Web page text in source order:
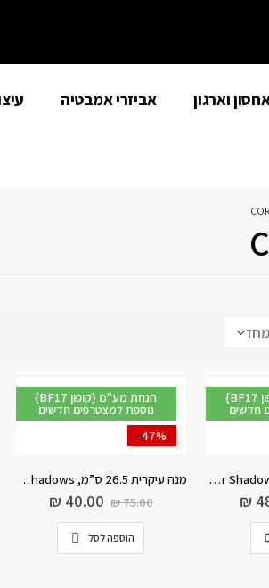
וארגון אביזרי אמבטיה
{BF17 קופון} הנחת מע"מ
חדשים
בול למרק 650 מ”ל, Timber Shadows
₪
{BF17 קופון} הנחת מע"מ
נוספת למצטרפים חדשים
-47%
מנה עיקרית 26.5 ס”מ, Timber Shadows
₪75.00
₪ 40.00
הוספה לסל